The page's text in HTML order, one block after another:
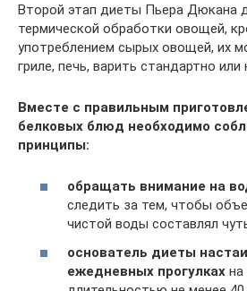
Второй этап диеты Пьера Дюкана
термической обработки овощей,
употреблением сырых овощей, их
гриле, печь, варить стандартно или
Вместе с правильным
белковых блюд необходимо
принципы:
обращать внимание на
следить за тем, чтобы
чистой воды составлял
основатель диеты
ежедневных прогулках на